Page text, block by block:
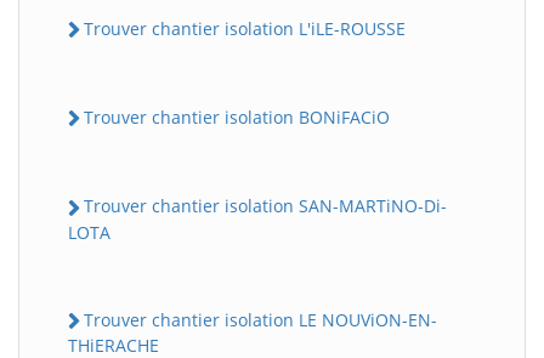
Trouver chantier isolation L'iLE-ROUSSE
Trouver chantier isolation BONiFACiO
Trouver chantier isolation SAN-MARTiNO-Di-
LOTA
Trouver chantier isolation LE NOUViON-EN-
THiERACHE